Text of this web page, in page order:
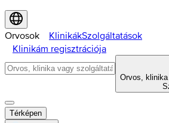
Orvosok KlinikákSzolgáltatások
Klinikám regisztrációja
Orvos,
Térképen